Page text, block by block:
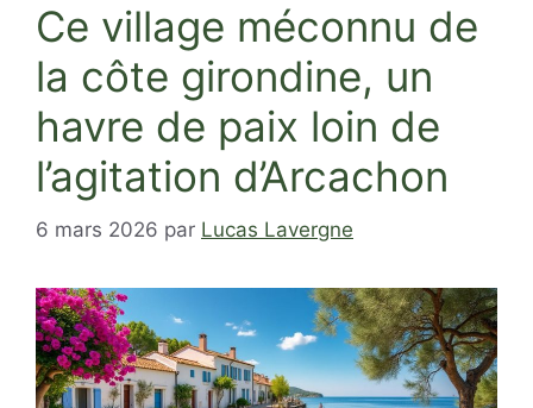
Ce village méconnu de
la côte girondine, un
havre de paix loin de
l’agitation d’Arcachon
6 mars 2026 par Lucas Lavergne